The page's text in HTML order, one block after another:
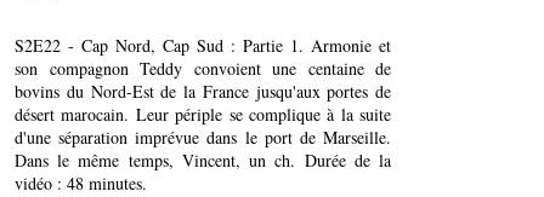
S2E22 - Cap Nord, Cap Sud : Partie 1. Armonie et
son compagnon Teddy convoient une centaine de
bovins du Nord-Est de la France jusqu'aux portes de
désert marocain. Leur périple se complique à la suite
d'une séparation imprévue dans le port de Marseille.
Dans le même temps, Vincent, un ch. Durée de la
vidéo : 48 minutes.